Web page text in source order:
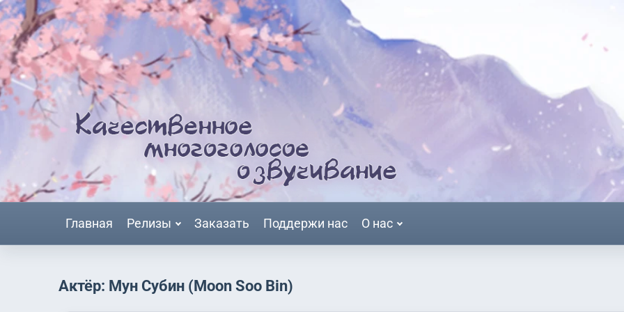
Главная Релизы Заказать Поддержи нас О нас
Актёр: Мун Субин (Moon Soo Bin)